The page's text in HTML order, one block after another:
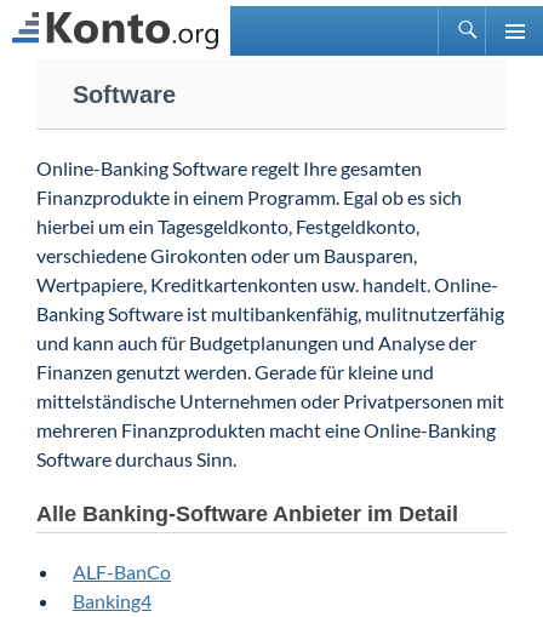
Suchen
springen
Software
Online-Banking Software regelt Ihre gesamten
Finanzprodukte in einem Programm. Egal ob es sich
hierbei um ein Tagesgeldkonto, Festgeldkonto,
verschiedene Girokonten oder um Bausparen,
Wertpapiere, Kreditkartenkonten usw. handelt. Online-
Banking Software ist multibankenfähig, mulitnutzerfähig
und kann auch für Budgetplanungen und Analyse der
Finanzen genutzt werden. Gerade für kleine und
mittelständische Unternehmen oder Privatpersonen mit
mehreren Finanzprodukten macht eine Online-Banking
Software durchaus Sinn.
Alle Banking-Software Anbieter im Detail
ALF-BanCo
Banking4